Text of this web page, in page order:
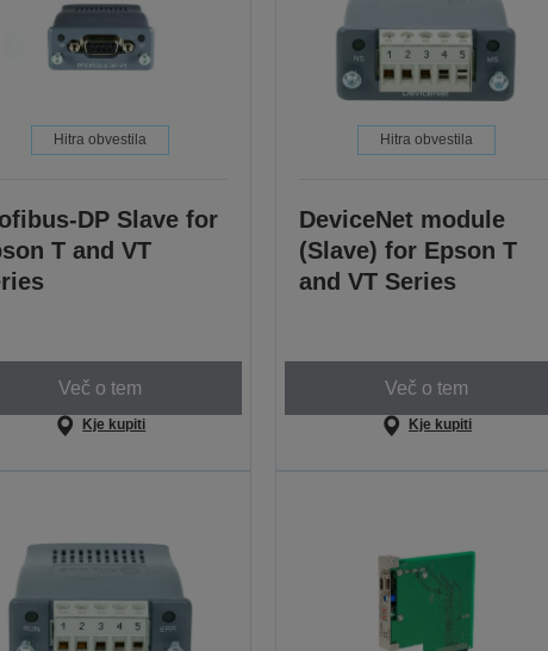
Hitra obvestila
DP Slave for
T and VT
Več o tem
Kje kupiti
Hitra obvestila
DeviceNet module
(Slave) for Epson T
and VT Series
Več o tem
Kje kupiti